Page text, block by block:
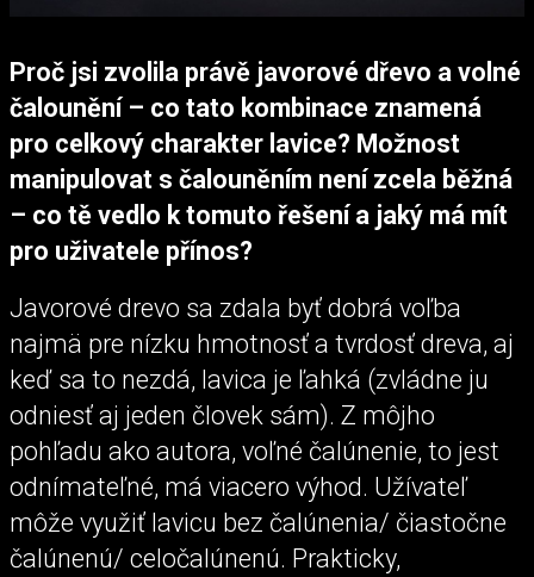
Proč jsi zvolila právě javorové dřevo a volné
čalounění – co tato kombinace znamená
pro celkový charakter lavice? Možnost
manipulovat s čalouněním není zcela běžná
– co tě vedlo k tomuto řešení a jaký má mít
pro uživatele přínos?
Javorové drevo sa zdala byť dobrá voľba
najmä pre nízku hmotnosť a tvrdosť dreva, aj
keď sa to nezdá, lavica je ľahká (zvládne ju
odniesť aj jeden človek sám). Z môjho
pohľadu ako autora, voľné čalúnenie, to jest
odnímateľné, má viacero výhod. Užívateľ
môže využiť lavicu bez čalúnenia/ čiastočne
čalúnenú/ celočalúnenú. Prakticky,